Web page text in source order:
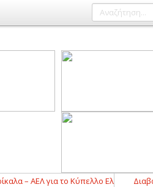
ΑΕΛ για το Κύπελλο Ελλάδας 21:03 -